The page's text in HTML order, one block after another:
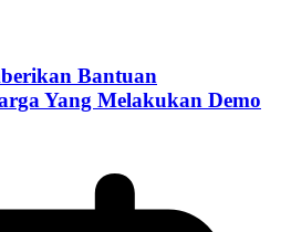
Bantuan
Yang Melakukan Demo